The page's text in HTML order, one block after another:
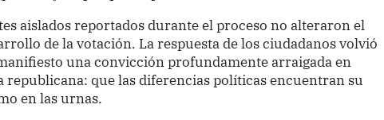
aislados reportados durante el proceso no alteraron el
de la votación. La respuesta de los ciudadanos volvió
una convicción profundamente arraigada en
republicana: que las diferencias políticas encuentran su
en las urnas.